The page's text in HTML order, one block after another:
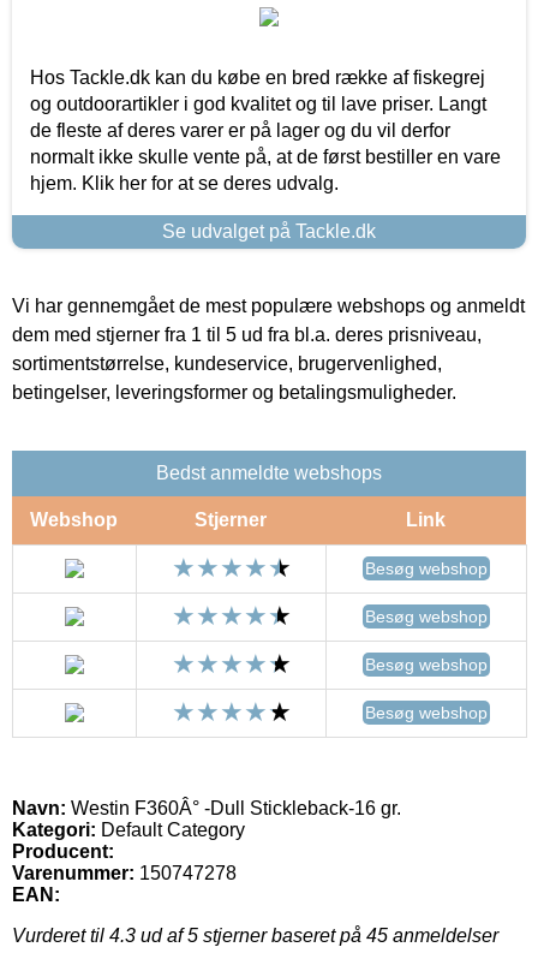
Hos Tackle.dk kan du købe en bred række af fiskegrej
og outdoorartikler i god kvalitet og til lave priser. Langt
de fleste af deres varer er på lager og du vil derfor
normalt ikke skulle vente på, at de først bestiller en vare
hjem. Klik her for at se deres udvalg.
Se udvalget på Tackle.dk
Vi har gennemgået de mest populære webshops og anmeldt
dem med stjerner fra 1 til 5 ud fra bl.a. deres prisniveau,
sortimentstørrelse, kundeservice, brugervenlighed,
betingelser, leveringsformer og betalingsmuligheder.
Bedst anmeldte webshops
Webshop Stjerner Link
Besøg webshop
Besøg webshop
Besøg webshop
Besøg webshop
Navn: Westin F360Â° -Dull Stickleback-16 gr.
Kategori: Default Category
Producent:
Varenummer: 150747278
EAN:
Vurderet til 4.3 ud af 5 stjerner baseret på 45 anmeldelser